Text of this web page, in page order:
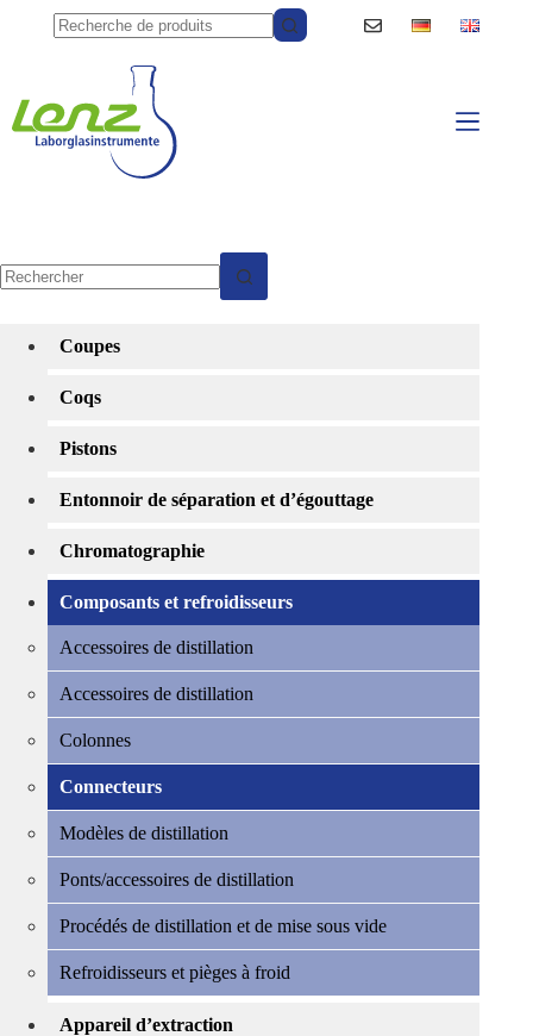
Coupes
Coqs
Pistons
Entonnoir de séparation et d’égouttage
Chromatographie
Composants et refroidisseurs
Accessoires de distillation
Accessoires de distillation
Colonnes
Connecteurs
Modèles de distillation
Ponts/accessoires de distillation
Procédés de distillation et de mise sous vide
Refroidisseurs et pièges à froid
Appareil d’extraction